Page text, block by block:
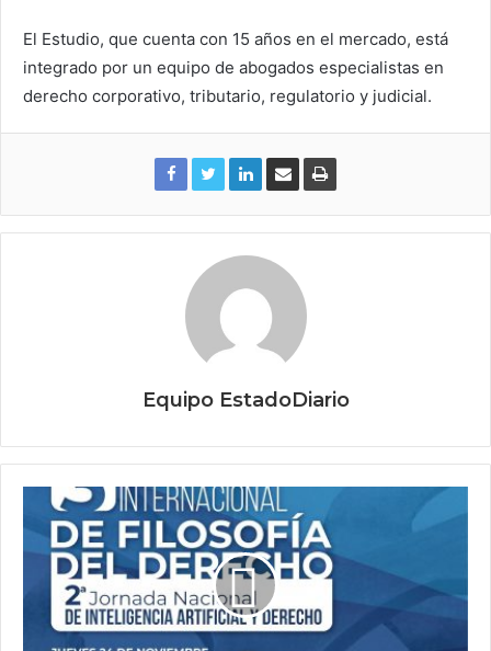
El Estudio, que cuenta con 15 años en el mercado, está
integrado por un equipo de abogados especialistas en
derecho corporativo, tributario, regulatorio y judicial.
Equipo EstadoDiario